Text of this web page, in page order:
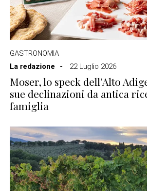
GASTRONOMIA
La redazione
22 Luglio 2026
Moser, lo speck dell’Alto
sue declinazioni da antica
famiglia